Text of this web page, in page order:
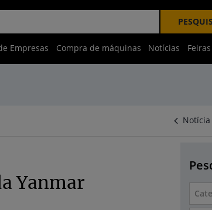
Empresas Compra de máquinas Notícias Feiras
Yanmar